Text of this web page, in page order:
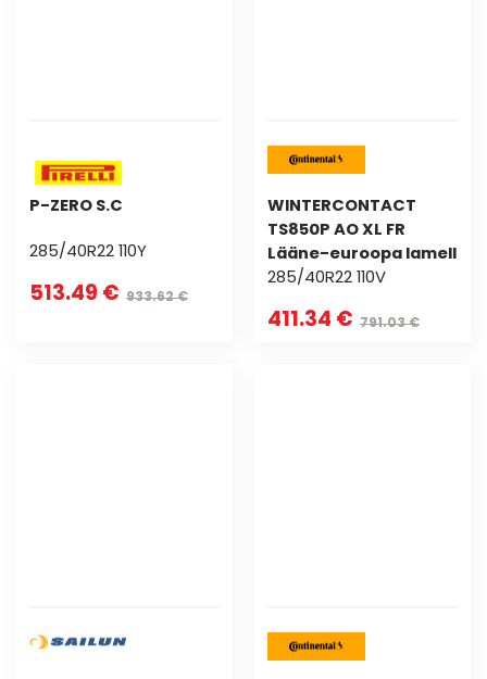
P-ZERO S.C
285/40R22 110Y
513.49 € 933.62 €
WINTERCONTACT
TS850P AO XL FR
Lääne-euroopa lamell
285/40R22 110V
411.34 € 791.03 €